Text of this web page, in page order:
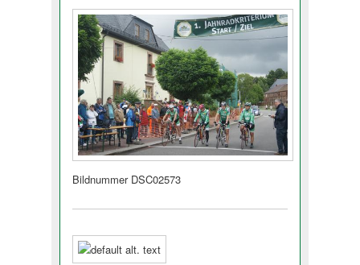
Bildnummer DSC02573